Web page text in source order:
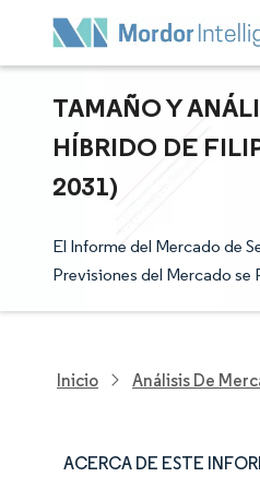
TAMAÑO Y
HÍBRIDO DE
2031)
El Informe del Mercado de
Previsiones del Mercado se
Inicio Análisis De
ACERCA DE ESTE